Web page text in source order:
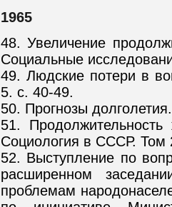
1965
48. Увеличение
Социальные
49. Людские потери в
5. с. 40-49.
50. Прогнозы
51.
Социология в СССР.
52. Выступление по
расширенном
проблемам